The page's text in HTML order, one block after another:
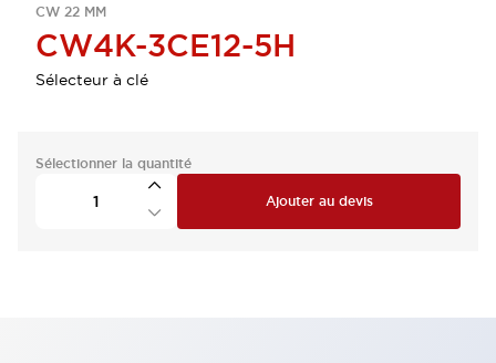
CW 22 MM
CW4K-3CE12-5H
Sélecteur à clé
Sélectionner la quantité
Ajouter au devis